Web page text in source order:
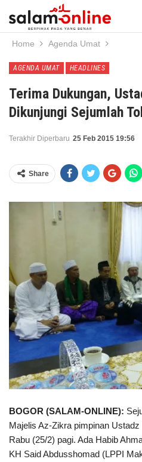
Home Agenda Umat
AGENDA UMAT HEADLINES
Terima Dukungan,
Dikunjungi Sejumlah
Terakhir Diperbaru 25 Feb 2015 19:56
Share
BOGOR (SALAM-ONLINE):
Majelis Az-Zikra pimpinan
Rabu (25/2) pagi. Ada Habib
KH Said Abdusshomad (LPPI